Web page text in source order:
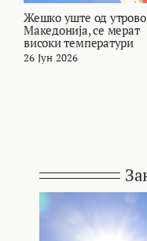
Жешко уште од
Македонија, се мерат
високи температури
26 Јун 2026